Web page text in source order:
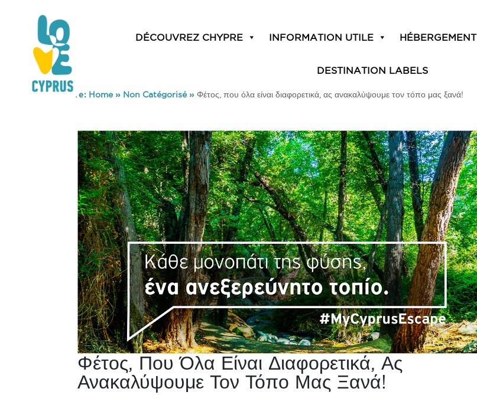
DÉCOUVREZ CHYPRE INFORMATION UTILE HÉBERGEMENT
DESTINATION LABELS
You are here: Home» Non Catégorisé» Φέτος, που όλα είναι διαφορετικά, ας ανακαλύψουμε τον τόπο μας ξανά!
Φέτος, Που Όλα Είναι Διαφορετικά, Ας
Ανακαλύψουμε Τον Τόπο Μας Ξανά!